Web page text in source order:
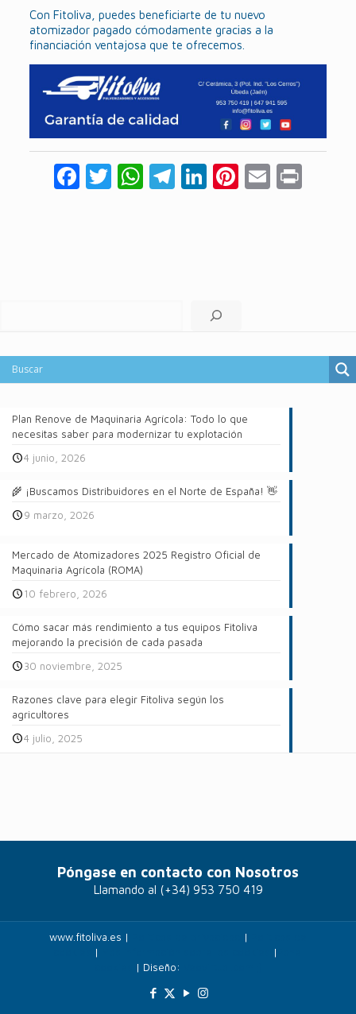
Con Fitoliva, puedes beneficiarte de tu nuevo
atomizador pagado cómodamente gracias a la
financiación ventajosa que te ofrecemos.
Facebook
Twitter
WhatsApp
Telegram
LinkedIn
Pinterest
Email
Plan Renove de Maquinaria Agrícola: Todo lo que
necesitas saber para modernizar tu explotación
4 junio, 2026
🌾 ¡Buscamos Distribuidores en el Norte de España! 👋
9 marzo, 2026
Mercado de Atomizadores 2025 Registro Oficial de
Maquinaria Agrícola (ROMA)
10 febrero, 2026
Cómo sacar más rendimiento a tus equipos Fitoliva
mejorando la precisión de cada pasada
30 noviembre, 2025
Razones clave para elegir Fitoliva según los
agricultores
4 julio, 2025
Póngase en contacto con Nosotros
Llamando al (+34) 953 750 419
www.fitoliva.es | |
| |
| Diseño: